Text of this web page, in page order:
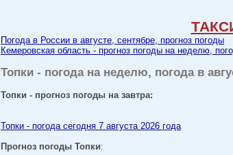
Погода в России в августе, сентябре, прогноз погоды
Кемеровская область - прогноз погоды на неделю,
Топки - погода на неделю, погода в
Топки - прогноз погоды на завтра:
Топки - погода сегодня 7 августа 2026 года
Прогноз погоды Топки: